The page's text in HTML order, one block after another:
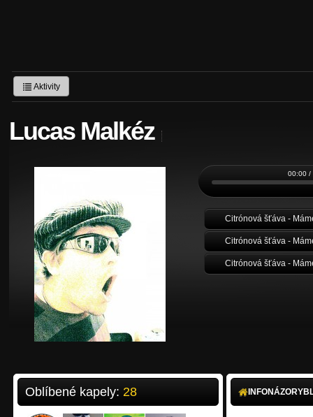
Aktivity
Lucas Malkéz
00:00 /
Oblíbené kapely: 28 INFONÁZORY